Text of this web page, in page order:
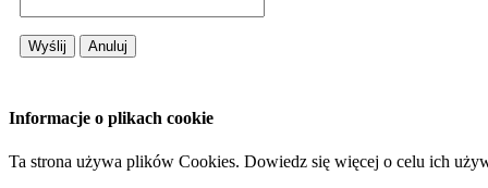
Wyślij Anuluj
Informacje o plikach cookie
Ta strona używa plików Cookies. Dowiedz się więcej o celu ich